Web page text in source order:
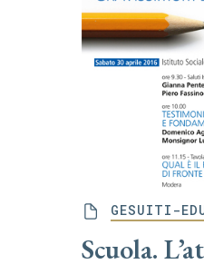
GESUITI-
Scuola.